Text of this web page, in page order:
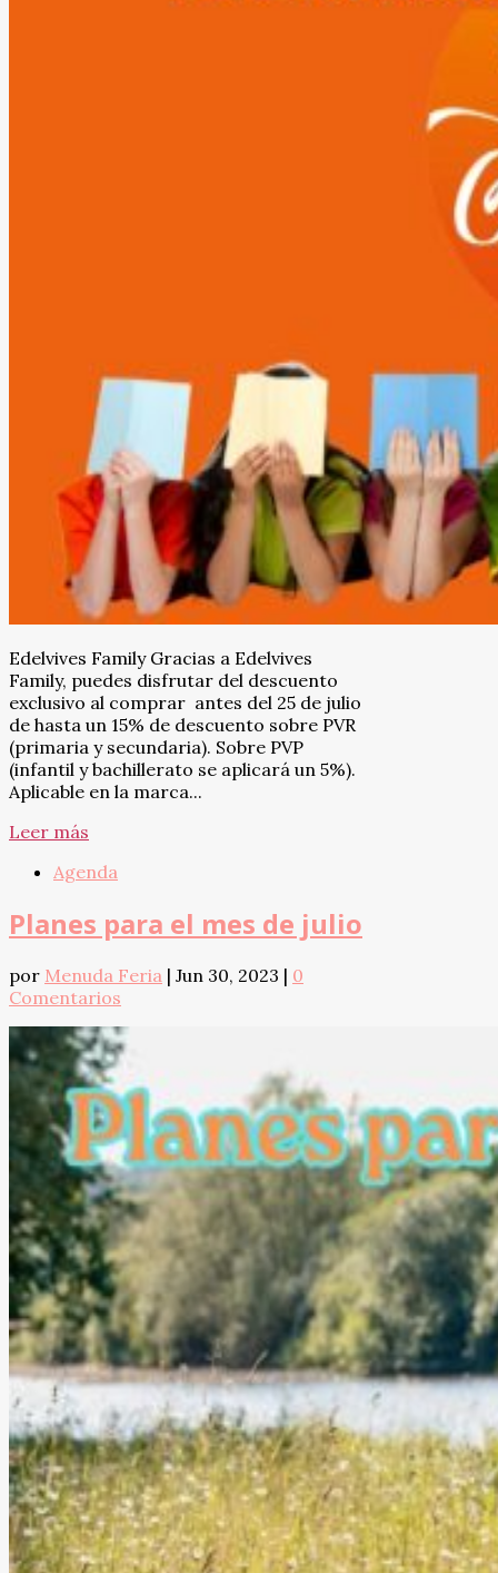
Edelvives Family Gracias a Edelvives
Family, puedes disfrutar del descuento
exclusivo al comprar antes del 25 de julio
de hasta un 15% de descuento sobre PVR
(primaria y secundaria). Sobre PVP
(infantil y bachillerato se aplicará un 5%).
Aplicable en la marca...
Leer más
Agenda
Planes para el mes de julio
por Menuda Feria | Jun 30, 2023 | 0
Comentarios